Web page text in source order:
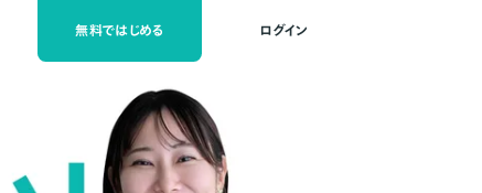
無料ではじめる ログイン